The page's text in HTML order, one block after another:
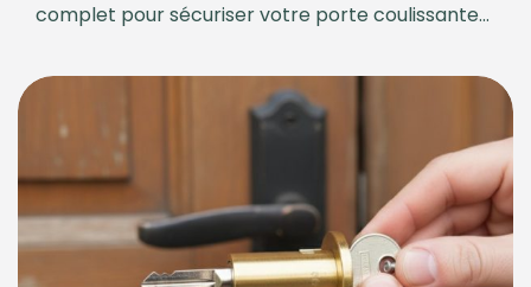
complet pour sécuriser votre porte coulissante...